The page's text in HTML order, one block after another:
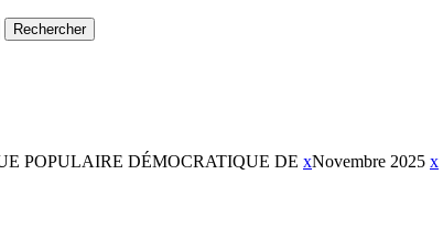
POPULAIRE DÉMOCRATIQUE DE xNovembre 2025 x